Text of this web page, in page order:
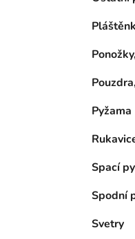
Pyžama
Spací
Spodní
Svetry